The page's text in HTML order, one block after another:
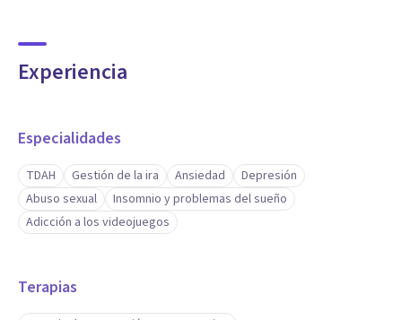
Experiencia
Especialidades
TDAH Gestión de la ira Ansiedad
Depresión
Abuso sexual
Insomnio y problemas del sueño
Adicción a los videojuegos
Terapias